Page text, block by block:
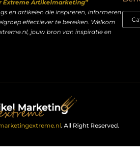
Extreme Artikelmarketing”
en artikelen die inspireren, informeren
effectiever te bereiken. Welkom
jouw bron van inspiratie en
. All Right Reserved.